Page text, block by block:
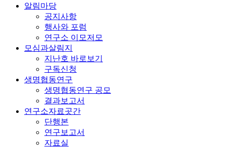
알림마당
공지사항
행사와 포럼
연구소 이모저모
모심과살림지
지난호 바로보기
구독신청
생명협동연구
생명협동연구 공모
결과보고서
연구소자료곳간
단행본
연구보고서
자료실